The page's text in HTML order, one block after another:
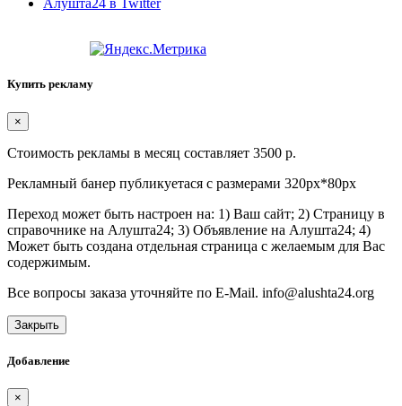
Алушта24 в Twitter
Купить рекламу
×
Стоимость рекламы в месяц составляет 3500 р.
Рекламный банер публикуетася с размерами 320px*80px
Переход может быть настроен на: 1) Ваш сайт; 2) Страницу в
справочнике на Алушта24; 3) Объявление на Алушта24; 4)
Может быть создана отдельная страница с желаемым для Вас
содержимым.
Все вопросы заказа уточняйте по E-Mail. info@alushta24.org
Закрыть
Добавление
×